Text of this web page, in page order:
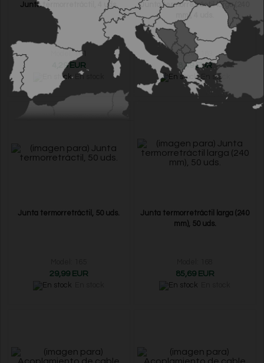
Junta termorretráctil, 4 uds.
Model: 161
4,29 EUR
En stock
Junta termorretráctil larga (240
mm), 4 uds.
Model: 163
8,49 EUR
En stock
Junta termorretráctil, 50 uds.
29,99 EUR
Junta termorretráctil larga (240
mm), 50 uds.
85,69 EUR